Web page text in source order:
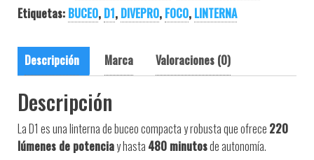
Etiquetas: BUCEO, D1, DIVEPRO, FOCO, LINTERNA
Descripción Marca Valoraciones (0)
Descripción
La D1 es una linterna de buceo compacta y robusta que ofrece 220
lúmenes de potenciay hasta 480 minutosde autonomía.